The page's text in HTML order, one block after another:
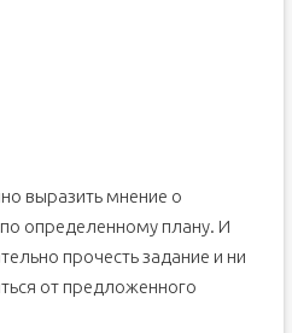
выразить мнение о
определенному плану. И
прочесть задание и ни
от предложенного